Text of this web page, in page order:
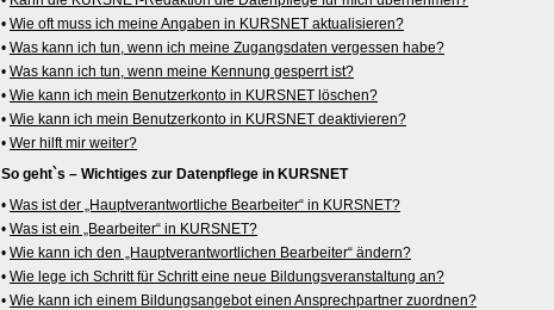
• Wie oft muss ich meine Angaben in KURSNET aktualisieren?
• Was kann ich tun, wenn ich meine Zugangsdaten vergessen habe?
• Was kann ich tun, wenn meine Kennung gesperrt ist?
• Wie kann ich mein Benutzerkonto in KURSNET löschen?
• Wie kann ich mein Benutzerkonto in KURSNET deaktivieren?
• Wer hilft mir weiter?
So geht`s – Wichtiges zur Datenpflege in KURSNET
• Was ist der „Hauptverantwortliche Bearbeiter“ in KURSNET?
• Was ist ein „Bearbeiter“ in KURSNET?
• Wie kann ich den „Hauptverantwortlichen Bearbeiter“ ändern?
• Wie lege ich Schritt für Schritt eine neue Bildungsveranstaltung an?
• Wie kann ich einem Bildungsangebot einen Ansprechpartner zuordnen?